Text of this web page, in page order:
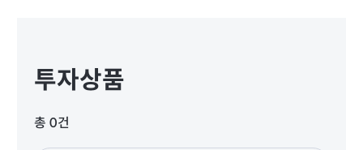
투자상품
총 0건